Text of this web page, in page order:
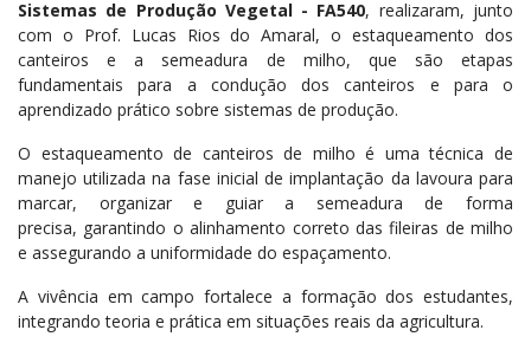
Sistemas de Produção Vegetal - FA540, realizaram, junto
com o Prof. Lucas Rios do Amaral, o estaqueamento dos
canteiros e a semeadura de milho, que são etapas
fundamentais para a condução dos canteiros e para o
aprendizado prático sobre sistemas de produção.
O estaqueamento de canteiros de milho é uma técnica de
manejo utilizada na fase inicial de implantação da lavoura para
marcar, organizar e guiar a semeadura de forma
precisa, garantindo o alinhamento correto das fileiras de milho
e assegurando a uniformidade do espaçamento.
A vivência em campo fortalece a formação dos estudantes,
integrando teoria e prática em situações reais da agricultura.